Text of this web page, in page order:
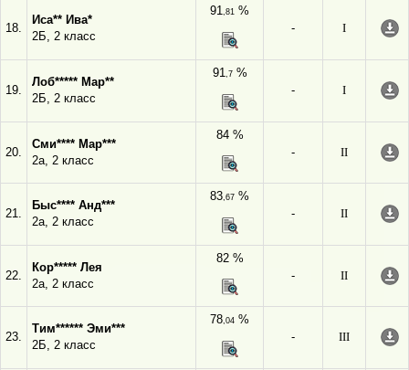
18.
Иса** Ива*
2Б, 2 класс
91,81 %
-
I
19.
Лоб***** Мар**
2Б, 2 класс
91,7%
-
I
20.
Сми**** Мар***
2а, 2 класс
84 %
-
II
21.
Быс**** Анд***
2а, 2 класс
83,67 %
-
II
22.
Кор***** Лея
2а, 2 класс
82 %
-
II
23.
Тим****** Эми***
2Б, 2 класс
78,04 %
-
III